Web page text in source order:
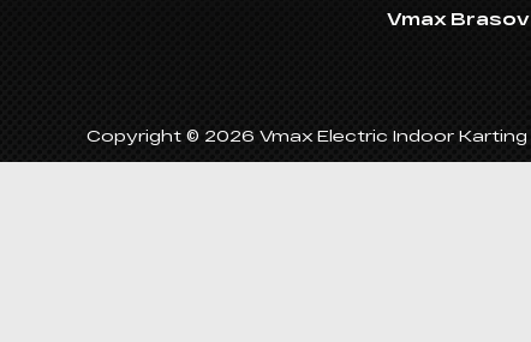
Vmax Brasov
Copyright © 2026 Vmax Electric Indoor Karting